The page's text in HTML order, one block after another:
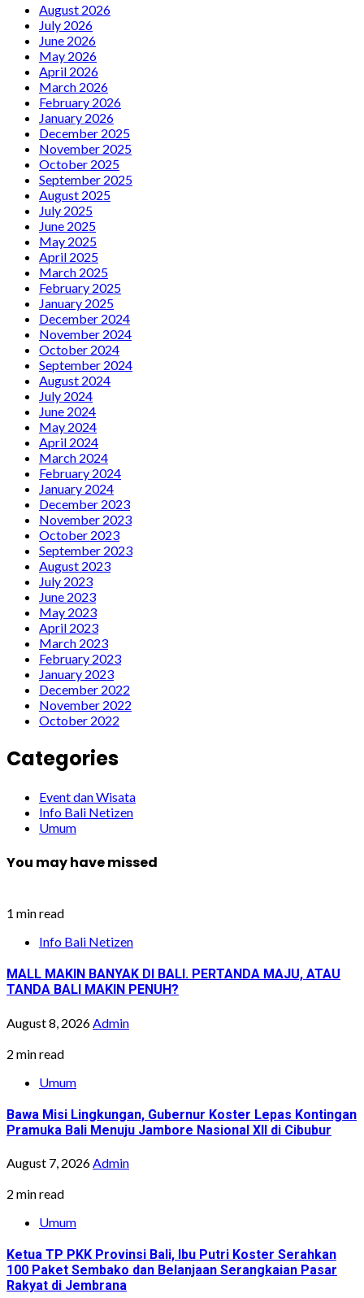
August 2026
July 2026
June 2026
May 2026
April 2026
March 2026
February 2026
January 2026
December 2025
November 2025
October 2025
September 2025
August 2025
July 2025
June 2025
May 2025
April 2025
March 2025
February 2025
January 2025
December 2024
November 2024
October 2024
September 2024
August 2024
July 2024
June 2024
May 2024
April 2024
March 2024
February 2024
January 2024
December 2023
November 2023
October 2023
September 2023
August 2023
July 2023
June 2023
May 2023
April 2023
March 2023
February 2023
January 2023
December 2022
November 2022
October 2022
Categories
Event dan Wisata
Info Bali Netizen
Umum
You may have missed
1 min read
Info Bali Netizen
MALL MAKIN BANYAK DI BALI. PERTANDA MAJU, ATAU
TANDA BALI MAKIN PENUH?
August 8, 2026 Admin
2 min read
Umum
Bawa Misi Lingkungan, Gubernur Koster Lepas Kontingan
Pramuka Bali Menuju Jambore Nasional XII di Cibubur
August 7, 2026Admin
2 min read
Umum
Ketua TP PKK Provinsi Bali, Ibu Putri Koster Serahkan
100 Paket Sembako dan Belanjaan Serangkaian Pasar
Rakyat di Jembrana